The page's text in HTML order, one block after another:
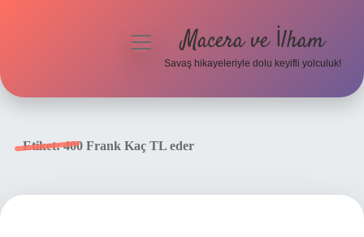
menüyüMacera ve İlham
Savaş hikayeleriyle dolu keyifli yolculuk!
Etiket:400 Frank Kaç TL eder